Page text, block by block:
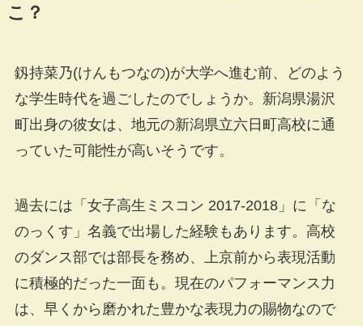
こ？
釼持菜乃(けんもつなの)が大学へ進む前、どのよう
な学生時代を過ごしたのでしょうか。新潟県湯沢
町出身の彼女は、地元の新潟県立六日町高校に通
っていた可能性が高いそうです。
過去には「女子高生ミスコン 2017-2018」に「な
のっくす」名義で出場した経験もあります。高校
のダンス部では部長を務め、上京前から表現活動
に積極的だった一面も。現在のパフォーマンス力
は、早くから磨かれた豊かな表現力の賜物なので